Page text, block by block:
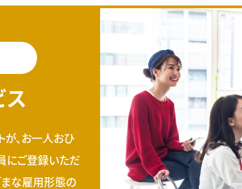
が、お一人おひ
にご登録いただ
まな雇用形態の